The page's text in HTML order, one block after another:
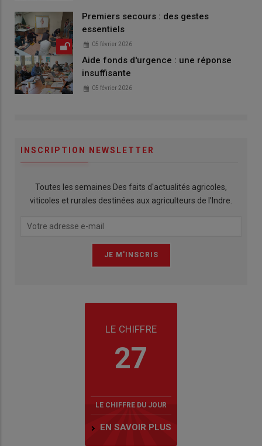
Premiers secours : des gestes
essentiels
05 février 2026
Aide fonds d'urgence : une réponse
insuffisante
05 février 2026
INSCRIPTION NEWSLETTER
Toutes les semaines Des faits d'actualités agricoles,
viticoles et rurales destinées aux agriculteurs de l'Indre.
LE CHIFFRE
27
LE CHIFFRE DU JOUR
EN SAVOIR PLUS